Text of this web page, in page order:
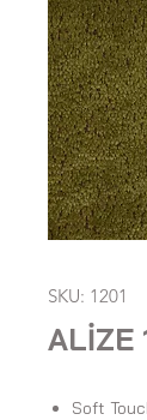
SKU: 1201
ALİZE
Soft